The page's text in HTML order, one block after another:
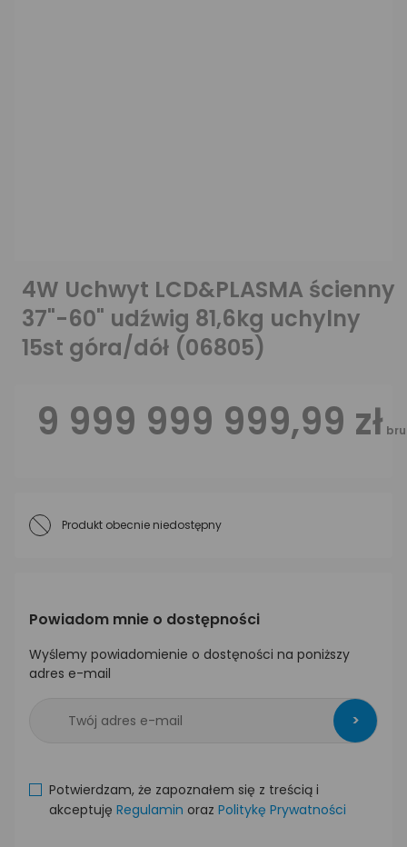
4W Uchwyt LCD&PLASMA ścienny
37"-60" udźwig 81,6kg uchylny
15st góra/dół (06805)
9 999 999 999,99 zł
Produkt obecnie niedostępny
Powiadom mnie o dostępności
Wyślemy powiadomienie o dostęności na poniższy
adres e-mail
>
Potwierdzam, że zapoznałem się z treścią i
akceptuję Regulamin oraz Politykę Prywatności